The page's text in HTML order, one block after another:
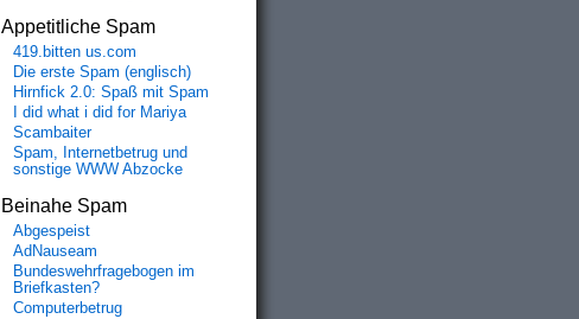
Appetitliche Spam
419.bitten us.com
Die erste Spam (englisch)
Hirnfick 2.0: Spaß mit Spam
I did what i did for Mariya
Scambaiter
Spam, Internetbetrug und
sonstige WWW Abzocke
Beinahe Spam
Abgespeist
AdNauseam
Bundeswehrfragebogen im
Briefkasten?
Computerbetrug